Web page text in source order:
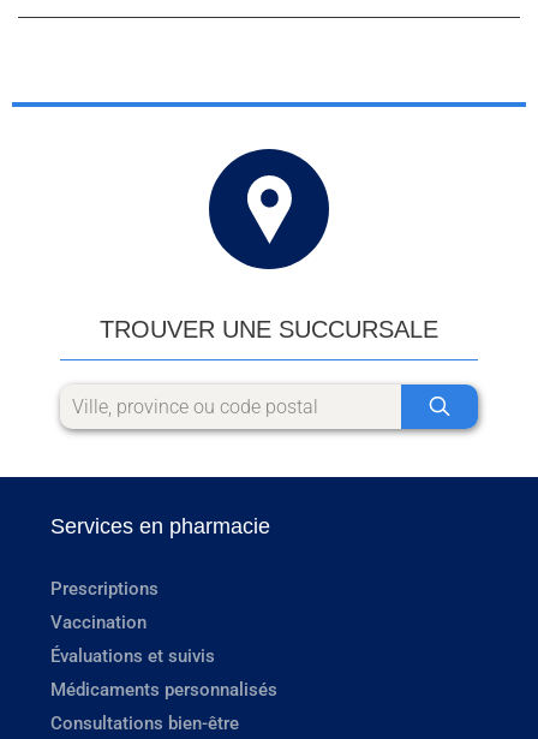
TROUVER UNE SUCCURSALE
Services en pharmacie
Prescriptions
Vaccination
Évaluations et suivis
Médicaments personnalisés
Consultations bien-être